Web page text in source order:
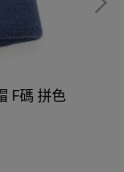
F碼 拼色